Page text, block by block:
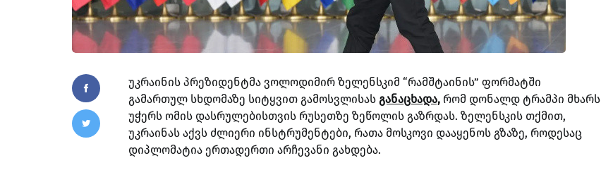
უკრაინის პრეზიდენტმა ვოლოდიმირ ზელენსკიმ “რამშტაინის” ფორმატში
გამართულ სხდომაზე სიტყვით გამოსვლისას განაცხადა, რომ დონალდ ტრამპი მხარს
უჭერს ომის დასრულებისთვის რუსეთზე ზეწოლის გაზრდას. ზელენსკის თქმით,
უკრაინას აქვს ძლიერი ინსტრუმენტები, რათა მოსკოვი დააყენოს გზაზე, როდესაც
დიპლომატია ერთადერთი არჩევანი გახდება.